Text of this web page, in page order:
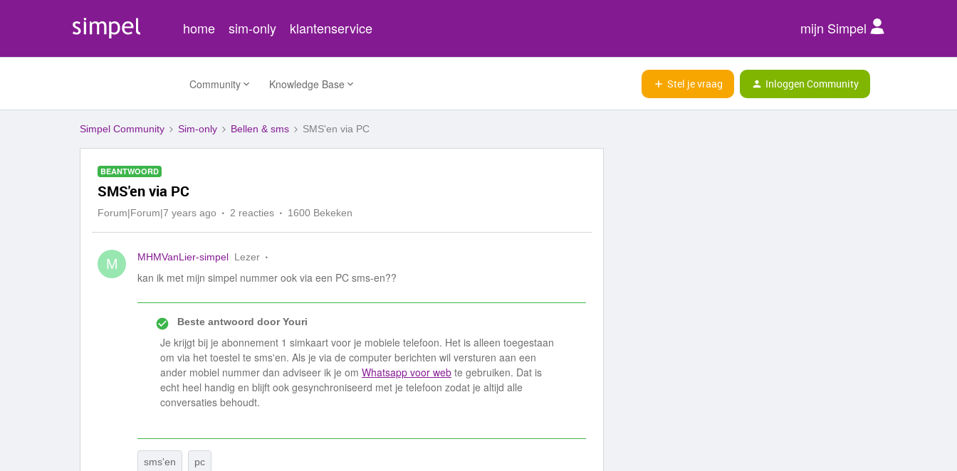
home sim-only klantenservice mijn Simpel
Community Knowledge Base Stel je vraag Inloggen Community
Simpel Community Sim-only Bellen & sms SMS'en via PC
BEANTWOORD
SMS'en via PC
Forum|Forum|7 years ago 2 reacties 1600 Bekeken
M MHMVanLier-simpel Lezer
kan ik met mijn simpel nummer ook via een PC sms-en??
Beste antwoord doorYouri
Je krijgt bij je abonnement 1 simkaart voor je mobiele telefoon. Het is alleen toegestaan
om via het toestel te sms'en. Als je via de computer berichten wil versturen aan een
ander mobiel nummer dan adviseer ik je om Whatsapp voor web te gebruiken. Dat is
echt heel handig en blijft ook gesynchroniseerd met je telefoon zodat je altijd alle
conversaties behoudt.
sms'en pc